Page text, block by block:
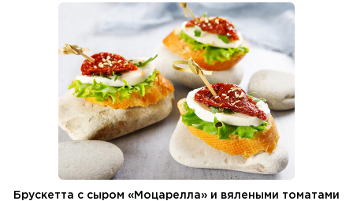
Брускетта с сыром «Моцарелла» и вялеными томатами